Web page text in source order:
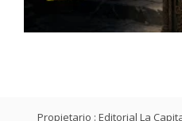
Propietario : Editorial La